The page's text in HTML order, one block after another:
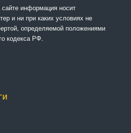
информация носит
и ни при каких условиях не
определяемой положениями
кодекса РФ.